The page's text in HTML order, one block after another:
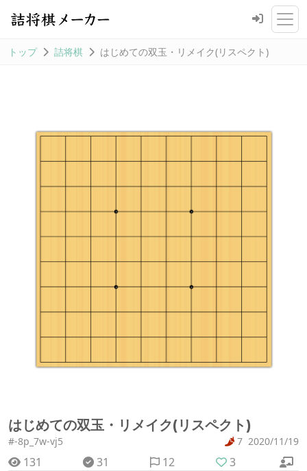
トップ 詰将棋 はじめての双玉・リメイク(リスペクト)
はじめての双玉・リメイク(リスペクト)
#-8p_7w-vj5 7 2020/11/19
131 31 12
3